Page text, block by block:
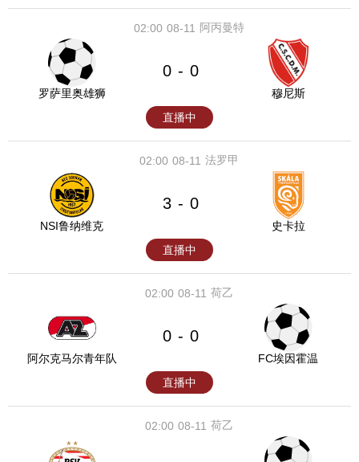
08-11
02:00 阿丙曼特
罗萨里奥雄狮
0 - 0
穆尼斯
直播中
08-11
02:00 法罗甲
NSI鲁纳维克
3 - 0
史卡拉
直播中
08-11
02:00 荷乙
阿尔克马尔青年队
0 - 0
FC埃因霍温
直播中
08-11
02:00 荷乙